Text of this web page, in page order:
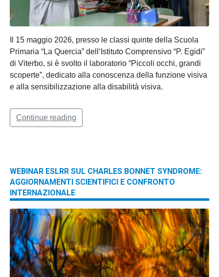
Il 15 maggio 2026, presso le classi quinte della Scuola
Primaria “La Quercia” dell’Istituto Comprensivo “P. Egidi”
di Viterbo, si è svolto il laboratorio “Piccoli occhi, grandi
scoperte”, dedicato alla conoscenza della funzione visiva
e alla sensibilizzazione alla disabilità visiva.
Continue reading
WEBINAR ESLRR SUL CHARLES BONNET SYNDROME:
AGGIORNAMENTI SCIENTIFICI E CONFRONTO
INTERNAZIONALE